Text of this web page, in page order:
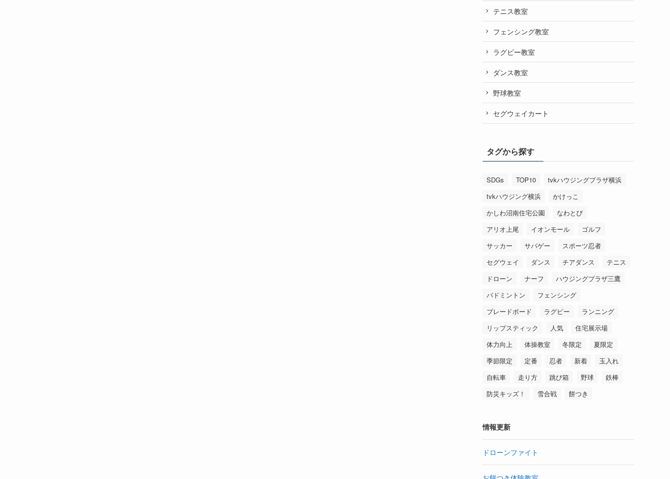
テニス教室
フェンシング教室
ラグビー教室
ダンス教室
野球教室
セグウェイカート
タグから探す
SDGs TOP10
tvkハウジングプラザ横浜
tvkハウジング横浜
かけっこ
かしわ沼南住宅公園
なわとび
アリオ上尾
イオンモール
ゴルフ
サッカー
サバゲー
スポーツ忍者
セグウェイ
ダンス チアダンス
テニス
ドローン
ナーフ
ハウジングプラザ三鷹
バドミントン
フェンシング
ブレードボード
ラグビー
ランニング
リップスティック
人気
住宅展示場
体力向上
体操教室 冬限定
夏限定
季節限定
定番 忍者 新着
玉入れ
自転車
走り方 跳び箱 野球
鉄棒
防災キッズ！
雪合戦 餅つき
情報更新
ドローンファイト